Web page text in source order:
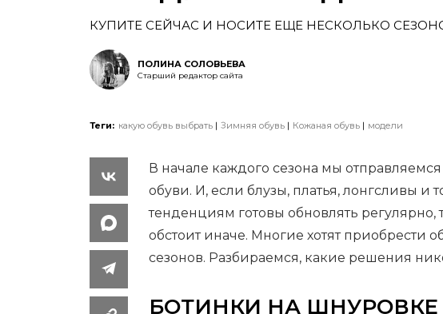
КУПИТЕ СЕЙЧАС И НОСИТЕ ЕЩЕ НЕСКОЛЬКО
ПОЛИНА СОЛОВЬЕВА
Старший редактор сайта
Теги: какую обувь выбрать Зимняя обувь Кожаная обувь модели
В начале каждого сезона мы
обуви. И, если блузы, платья, лонгсливы и
тенденциям готовы обновлять
обстоит иначе. Многие хотят приобрести
сезонов. Разбираемся, какие решения
БОТИНКИ НА ШНУРОВКЕ